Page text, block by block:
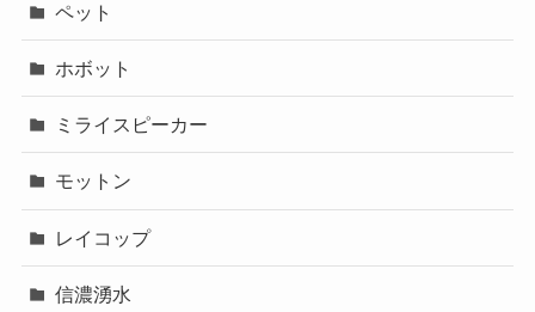
ペット
ホボット
ミライスピーカー
モットン
レイコップ
信濃湧水